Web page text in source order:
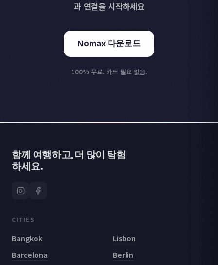
과 연결을 시작하세요
Nomax 다운로드
100% 무료. 카드 필요 없음.
함께 여행하고, 더 많이 탐험
하세요.
CITIES
Bangkok
Lisbon
Barcelona
Berlin